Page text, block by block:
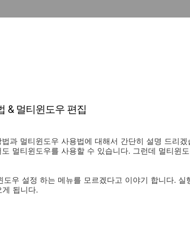
& 멀티윈도우 편집
과 멀티윈도우 사용법에 대해서 간단히 설명 드리
멀티윈도우를 사용할 수 있습니다. 그런데 멀티윈
우 설정 하는 메뉴를 모르겠다고 이야기 합니다. 실
됩니다.